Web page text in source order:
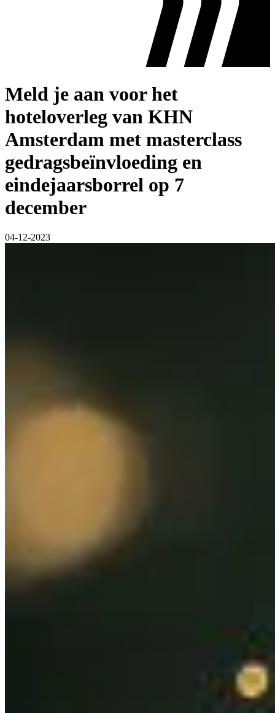
Meld je aan voor het
hoteloverleg van KHN
Amsterdam met masterclass
gedragsbeïnvloeding en
eindejaarsborrel op 7
december
04-12-2023